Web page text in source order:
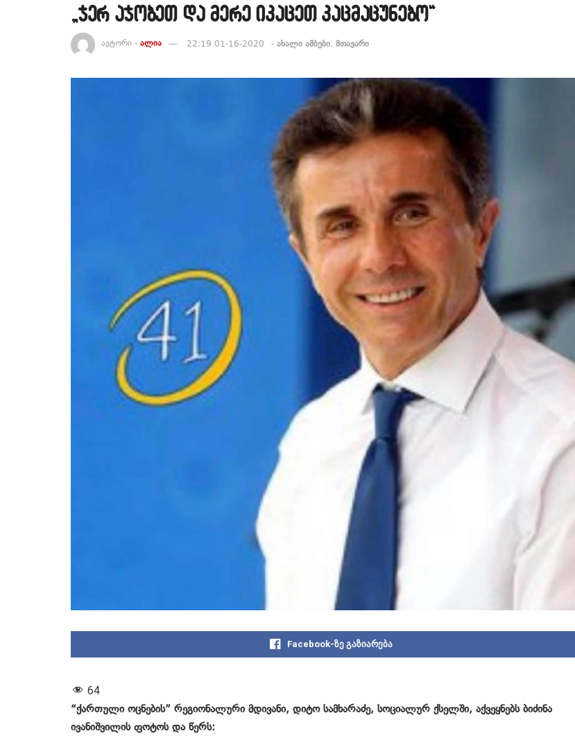
„ჯერ აჯობეთ და მერე იკაცეთ კაცმაცუნებო“
ავტორი - ალია 22:19 01-16-2020 - ახალი ამბები, მთავარი
Facebook-ზე გაზიარება
64
“ქართული ოცნების” რეგიონალური მდივანი, დიტო სამხარაძე, სოციალურ ქსელში, აქვეყნებს ბიძინა
ივანიშვილის ფოტოს და წერს: